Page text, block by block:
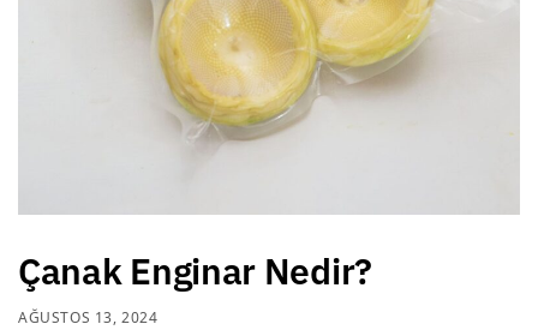
Çanak Enginar Nedir?
AĞUSTOS 13, 2024